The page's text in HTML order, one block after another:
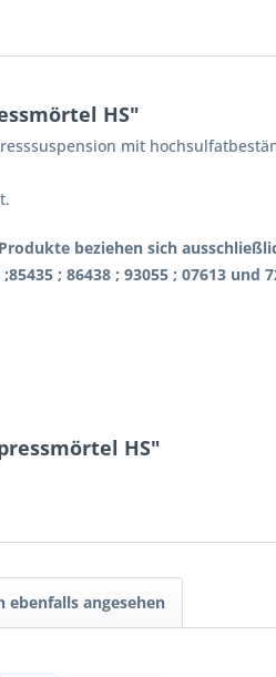
HS"
mit
beziehen sich
; 86438 ; 93055 ; 07613
HS"
ebenfalls angesehen